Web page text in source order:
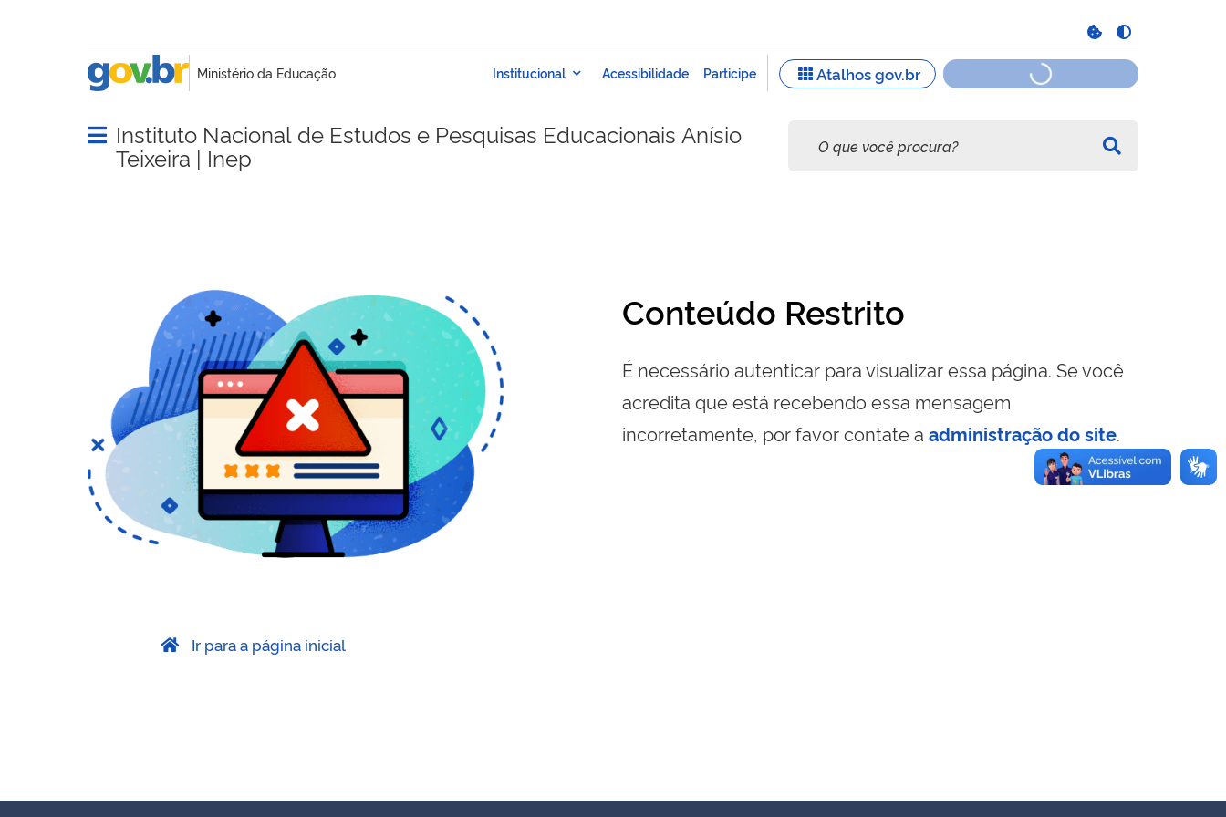
Abrir menu principal de navegação
Instituto Nacional de Estudos e Pesquisas Educacionais Anísio
Teixeira | Inep
Conteúdo Restrito
É necessário autenticar para visualizar essa página. Se você
acredita que está recebendo essa mensagem
incorretamente, por favor contate a administração do site.
Ir para a página inicial